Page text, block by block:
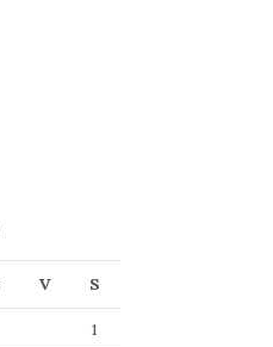
V S
1